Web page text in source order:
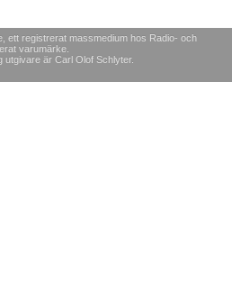
ett registrerat massmedium hos Radio- och
varumärke.
utgivare är Carl Olof Schlyter.